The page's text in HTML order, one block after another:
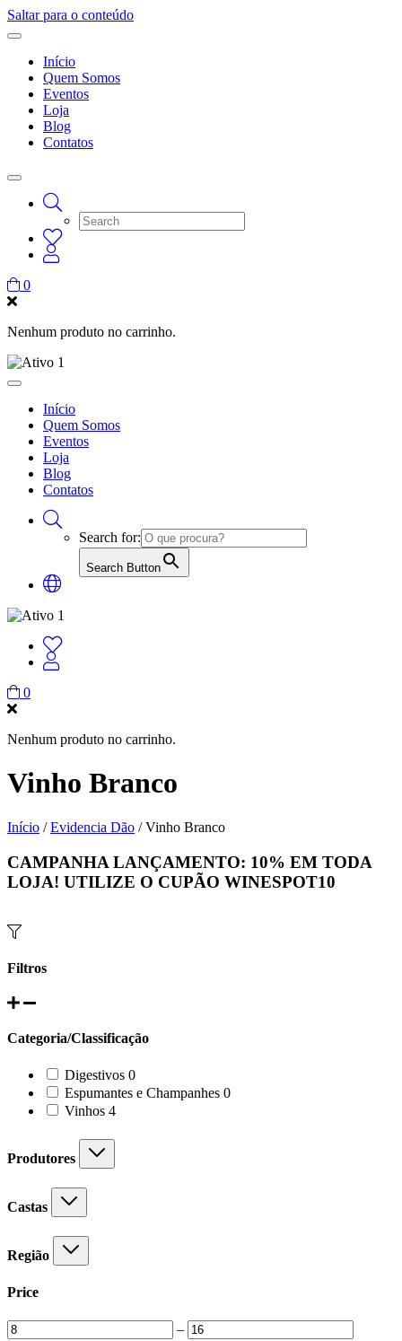
Saltar para o conteúdo
Início
Quem Somos
Eventos
Loja
Blog
Contatos
0
Nenhum produto no carrinho.
Início
Quem Somos
Eventos
Loja
Blog
Contatos
Search for:
Search Button
0
Nenhum produto no carrinho.
Vinho Branco
Início /Evidencia Dão / Vinho Branco
CAMPANHA LANÇAMENTO: 10% EM TODA
LOJA! UTILIZE O CUPÃO WINESPOT10
Filtros
Categoria/Classificação
Digestivos 00
products
Espumantes e Champanhes 00
Vinhos 4
Produtores
Castas
Região
Price
–